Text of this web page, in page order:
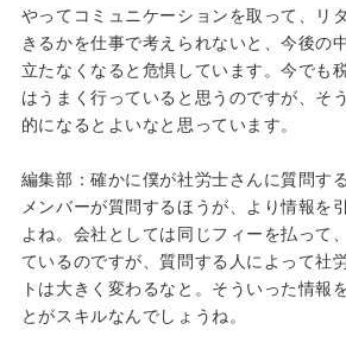
やってコミュニケーションを取って、リ
きるかを仕事で考えられないと、今後の
立たなくなると危惧しています。今でも
はうまく行っていると思うのですが、そ
的になるとよいなと思っています。
編集部：確かに僕が社労士さんに質問す
メンバーが質問するほうが、より情報を
よね。会社としては同じフィーを払って
ているのですが、質問する人によって社
トは大きく変わるなと。そういった情報
とがスキルなんでしょうね。